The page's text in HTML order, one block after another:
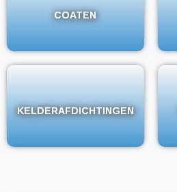
COATEN
COATEN
KELDERAFDICHTINGEN
KELDERAFDICHTINGEN